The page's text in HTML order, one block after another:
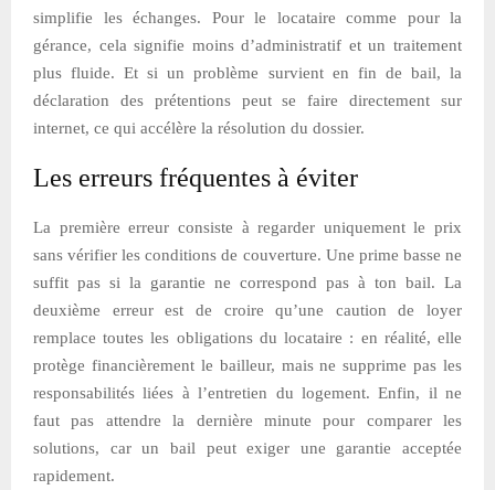
simplifie les échanges. Pour le locataire comme pour la
gérance, cela signifie moins d’administratif et un traitement
plus fluide. Et si un problème survient en fin de bail, la
déclaration des prétentions peut se faire directement sur
internet, ce qui accélère la résolution du dossier.
Les erreurs fréquentes à éviter
La première erreur consiste à regarder uniquement le prix
sans vérifier les conditions de couverture. Une prime basse ne
suffit pas si la garantie ne correspond pas à ton bail. La
deuxième erreur est de croire qu’une caution de loyer
remplace toutes les obligations du locataire : en réalité, elle
protège financièrement le bailleur, mais ne supprime pas les
responsabilités liées à l’entretien du logement. Enfin, il ne
faut pas attendre la dernière minute pour comparer les
solutions, car un bail peut exiger une garantie acceptée
rapidement.